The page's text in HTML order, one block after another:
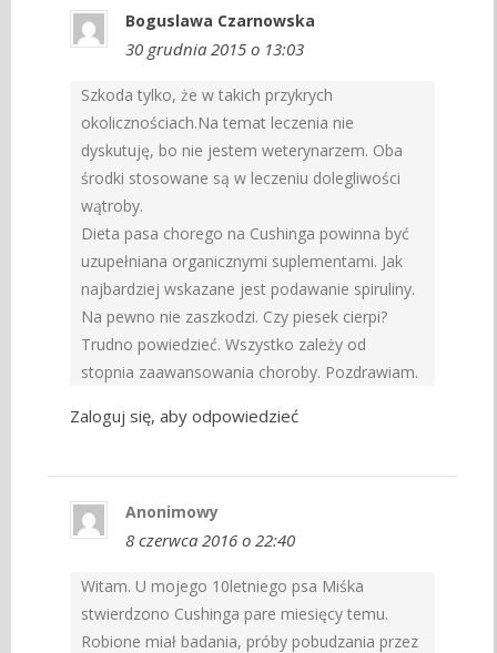
Boguslawa Czarnowska
30 grudnia 2015 o 13:03
Szkoda tylko, że w takich przykrych
okolicznościach.Na temat leczenia nie
dyskutuję, bo nie jestem weterynarzem. Oba
środki stosowane są w leczeniu dolegliwości
wątroby.
Dieta pasa chorego na Cushinga powinna być
uzupełniana organicznymi suplementami. Jak
najbardziej wskazane jest podawanie spiruliny.
Na pewno nie zaszkodzi. Czy piesek cierpi?
Trudno powiedzieć. Wszystko zależy od
stopnia zaawansowania choroby. Pozdrawiam.
Zaloguj się, aby odpowiedzieć
Anonimowy
8 czerwca 2016 o 22:40
Witam. U mojego 10letniego psa Miśka
stwierdzono Cushinga pare miesięcy temu.
Robione miał badania, próby pobudzania przez